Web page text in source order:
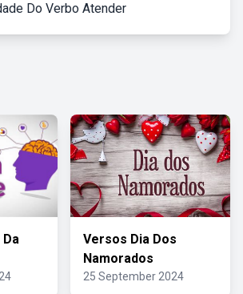
Do Verbo Atender
Versos Dia Dos
Namorados
25 September 2024